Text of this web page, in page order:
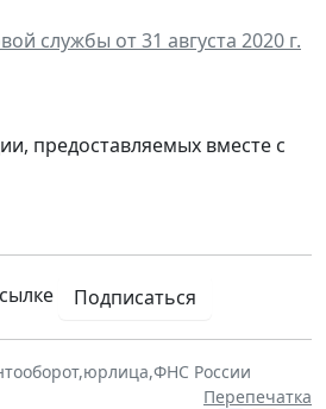
службы от 31 августа 2020 г.
предоставляемых вместе с
Подписаться
,юрлица,ФНС России
Перепечатка